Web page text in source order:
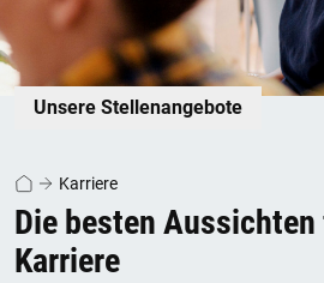
Unsere Stellenangebote
Karriere
Die besten
Karriere